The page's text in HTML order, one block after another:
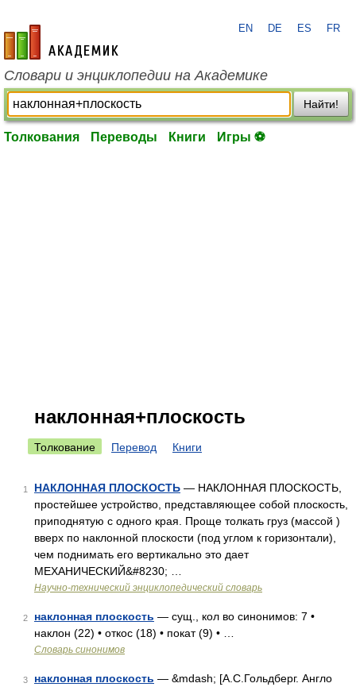
academic.ru
EN DE ES FR
Словари и энциклопедии на Академике
Найти!
Толкования Переводы Книги Игры ⚽
наклонная+плоскость
Толкование Перевод Книги
1 НАКЛОННАЯ ПЛОСКОСТЬ — НАКЛОННАЯ ПЛОСКОСТЬ,
простейшее устройство, представляющее собой плоскость,
приподнятую с одного края. Проще толкать груз (массой )
вверх по наклонной плоскости (под углом к горизонтали),
чем поднимать его вертикально это дает
МЕХАНИЧЕСКИЙ&#8230; …
Научно-технический энциклопедический словарь
2 наклонная плоскость — сущ., кол во синонимов: 7 •
наклон (22) • откос (18) • покат (9) • …
Словарь синонимов
3 наклонная плоскость — &mdash; [А.С.Гольдберг. Англо